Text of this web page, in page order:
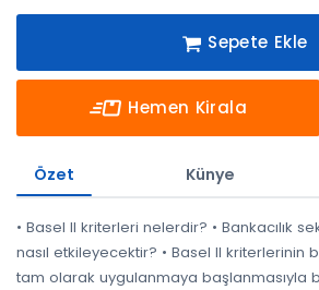
Sepete Ekle
Hemen Kirala
Özet Künye
• Basel II kriterleri nelerdir? • Bankacılık
nasıl etkileyecektir? • Basel II kriterlerinin
tam olarak uygulanmaya başlanmasıyla